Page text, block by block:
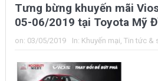
Tưng bừng khuyến mãi
05-06/2019 tại Toyota Mỹ
on: 03/05/2019 In: Khuyến mại Tin tức &